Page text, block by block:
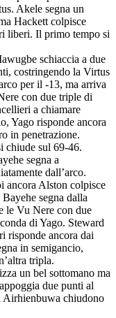
Akele segna un
Hackett colpisce
liberi. Il primo tempo si
schiaccia a due
costringendo la Virtus
per il -13, ma arriva
con due triple di
a chiamare
Yago risponde ancora
in penetrazione.
chiude sul 69-46.
segna a
dall’arco.
ancora Alston colpisce
segna dalla
le Vu Nere con due
di Yago. Steward
risponde ancora dai
in semigancio,
tripla.
un bel sottomano ma
due punti al
Airhienbuwa chiudono